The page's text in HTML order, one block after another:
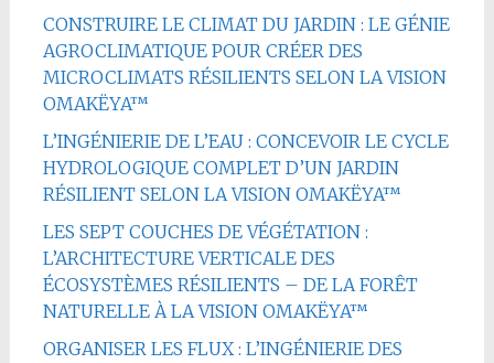
CONSTRUIRE LE CLIMAT DU JARDIN : LE GÉNIE
AGROCLIMATIQUE POUR CRÉER DES
MICROCLIMATS RÉSILIENTS SELON LA VISION
OMAKËYA™
L’INGÉNIERIE DE L’EAU : CONCEVOIR LE CYCLE
HYDROLOGIQUE COMPLET D’UN JARDIN
RÉSILIENT SELON LA VISION OMAKËYA™
LES SEPT COUCHES DE VÉGÉTATION :
L’ARCHITECTURE VERTICALE DES
ÉCOSYSTÈMES RÉSILIENTS – DE LA FORÊT
NATURELLE À LA VISION OMAKËYA™
ORGANISER LES FLUX : L’INGÉNIERIE DES